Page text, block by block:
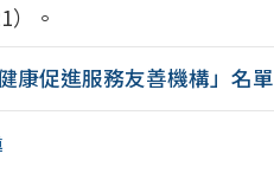
。
康促進服務友善機構」名單